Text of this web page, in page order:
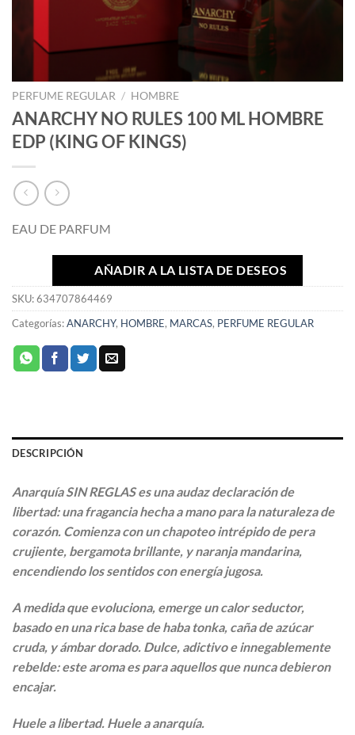
PERFUME REGULAR / HOMBRE
ANARCHY NO RULES 100 ML HOMBRE
EDP (KING OF KINGS)
EAU DE PARFUM
AÑADIR A LA LISTA DE DESEOS
SKU:634707864469
Categorías:ANARCHY, HOMBRE, MARCAS, PERFUME REGULAR
DESCRIPCIÓN
Anarquía SIN REGLASes una audaz declaración de
libertad: una fragancia hecha a mano para la naturaleza de
corazón. Comienza con un chapoteo intrépido depera
crujiente, bergamota brillante, ynaranja mandarina,
encendiendo los sentidos con energía jugosa.
A medida que evoluciona, emerge un calor seductor,
basado en una rica base dehaba tonka, caña de azúcar
cruda, yámbar dorado. Dulce, adictivo e innegablemente
rebelde: este aroma es para aquellos que nunca debieron
encajar.
Huele a libertad. Huele a anarquía.